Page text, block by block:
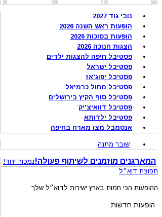
50 200 350 500
נובי גוד 2027
הופעות ראש השנה 2026
הופעות בסוכות 2026
הצגות חנוכה 2026
פסטיבל חיפה להצגות ילדים
פסטיבל ישראל
פסטיבל יפוג'אז
פסטיבל מחול כרמיאל
פסטיבל סוף הקיץ בירושלים
פסטיבל דוואיצ'יק
פסטיבל ילדותא
אנסמבל מצו מארח בחיפה
שובר מתנה
המארגנים מוזמנים לשיתוף פעולה!נמכור יחד!
תפוצת דוא״ל
ההופעות הכי חמות בארץ ישירות לדוא״ל שלך
הופעות חדשות